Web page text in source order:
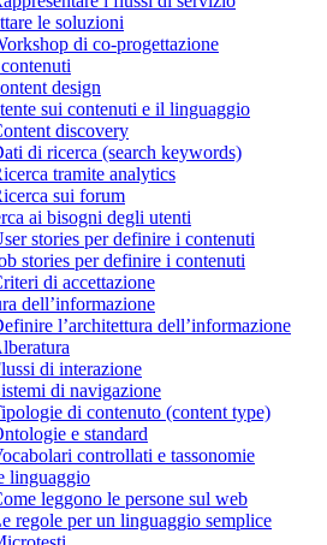
le soluzioni
di co-progettazione
design
sui contenuti e il linguaggio
discovery
di ricerca (search keywords)
tramite analytics
sui forum
ai bisogni degli utenti
stories per definire i contenuti
stories per definire i contenuti
di accettazione
dell’informazione
l’architettura dell’informazione
di interazione
di navigazione
di contenuto (content type)
e standard
controllati e tassonomie
linguaggio
leggono le persone sul web
regole per un linguaggio semplice